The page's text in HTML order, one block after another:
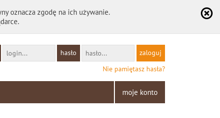
oznacza zgodę na ich używanie.
hasło
Nie pamiętasz hasła?
moje konto